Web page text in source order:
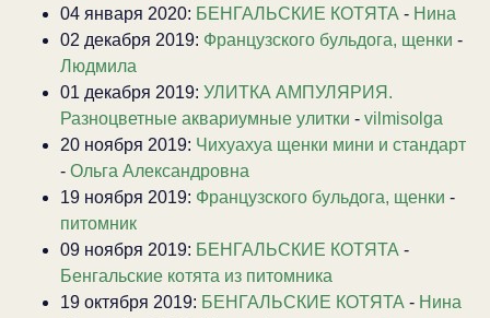
04 января 2020: БЕНГАЛЬСКИЕ КОТЯТА - Нина
02 декабря 2019: Французского бульдога, щенки -
Людмила
01 декабря 2019: УЛИТКА АМПУЛЯРИЯ.
Разноцветные аквариумные улитки - vilmisolga
20 ноября 2019: Чихуахуа щенки мини и стандарт
- Ольга Александровна
19 ноября 2019: Французского бульдога, щенки -
питомник
09 ноября 2019: БЕНГАЛЬСКИЕ КОТЯТА -
Бенгальские котята из питомника
19 октября 2019: БЕНГАЛЬСКИЕ КОТЯТА - Нина